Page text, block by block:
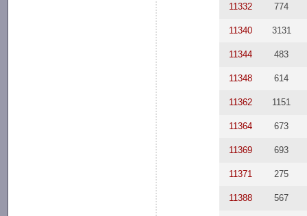
11332 774
11340 3131
11344 483
11348 614
11362 1151
11364 673
11369 693
11371 275
11388 567